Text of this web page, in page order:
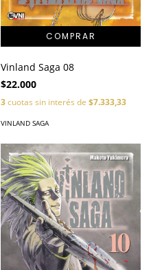
Vinland Saga 08
$22.000
3cuotas sin interés de $7.333,33
VINLAND SAGA